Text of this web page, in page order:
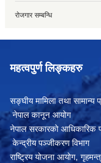
रोजगार सम्बन्धि
महत्वपुर्ण लिङ्कहरु
सङ्घीय मामिला तथा सामान्य
नेपाल कानून आयोग
नेपाल सरकारको आधिकारिक
केन्द्रीय पञ्जीकरण विभाग
राष्ट्रिय योजना आयोग,